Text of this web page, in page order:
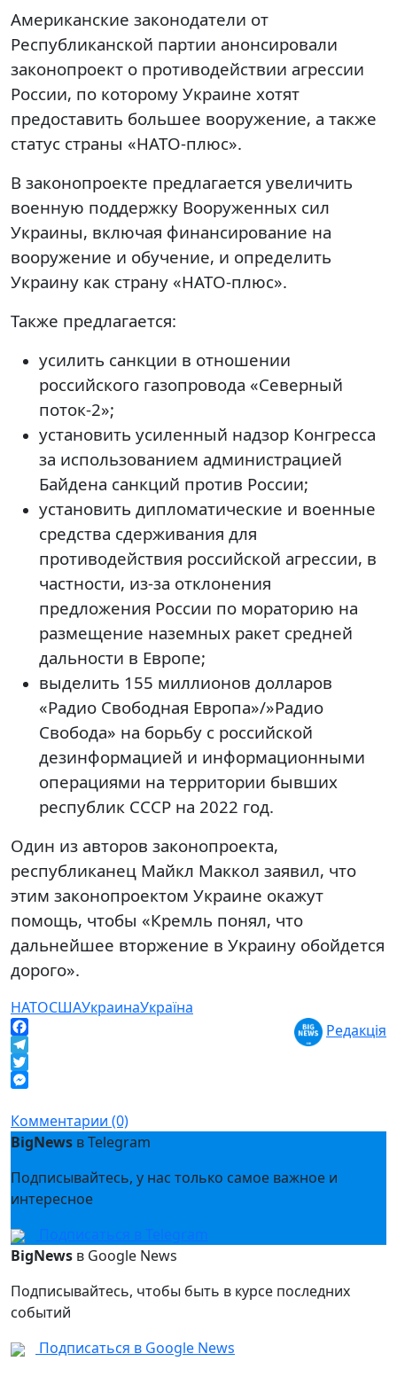
Американские законодатели от
Республиканской партии анонсировали
законопроект о противодействии агрессии
России, по которому Украине хотят
предоставить большее вооружение, а также
статус страны «НАТО-плюс».
В законопроекте предлагается увеличить
военную поддержку Вооруженных сил
Украины, включая финансирование на
вооружение и обучение, и определить
Украину как страну «НАТО-плюс».
Также предлагается:
усилить санкции в отношении
российского газопровода «Северный
поток-2»;
установить усиленный надзор Конгресса
за использованием администрацией
Байдена санкций против России;
установить дипломатические и военные
средства сдерживания для
противодействия российской агрессии, в
частности, из-за отклонения
предложения России по мораторию на
размещение наземных ракет средней
дальности в Европе;
выделить 155 миллионов долларов
«Радио Свободная Европа»/»Радио
Свобода» на борьбу с российской
дезинформацией и информационными
операциями на территории бывших
республик СССР на 2022 год.
Один из авторов законопроекта,
республиканец Майкл Маккол заявил, что
этим законопроектом Украине окажут
помощь, чтобы «Кремль понял, что
дальнейшее вторжение в Украину обойдется
дорого».
НАТОСШАУкраинаУкраїна
Facebook
Telegram
Twitter
Редакція
Комментарии (0)
BigNews в Telegram
Подписывайтесь, у нас только самое важное и
интересное
Подписаться в Telegram
BigNews в Google News
Подписывайтесь, чтобы быть в курсе последних
событий
Подписаться в Google News